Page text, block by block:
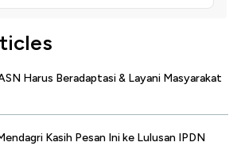
Harus Beradaptasi & Layani Masyarakat
Kasih Pesan Ini ke Lulusan IPDN